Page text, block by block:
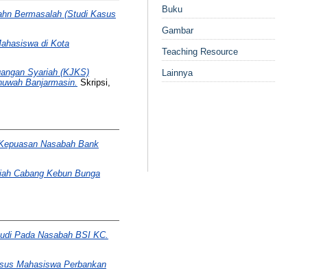
Bermasalah (Studi Kasus
di Kota
Syariah (KJKS)
Banjarmasin. Skripsi,
Nasabah Bank
Cabang Kebun Bunga
Pada Nasabah BSI KC.
Mahasiswa Perbankan
Buku
Gambar
Teaching Resource
Lainnya